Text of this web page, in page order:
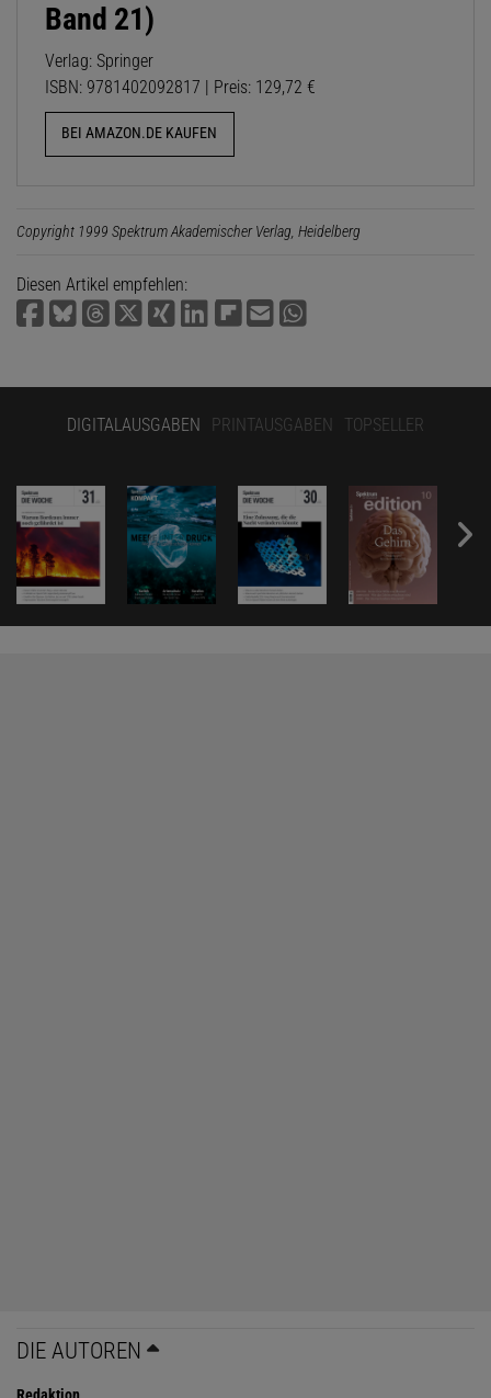
Band 21)
Verlag: Springer
ISBN: 9781402092817 | Preis: 129,72 €
BEI AMAZON.DE KAUFEN
Copyright 1999 Spektrum Akademischer Verlag, Heidelberg
Diesen Artikel empfehlen:
DIGITALAUSGABEN PRINTAUSGABEN TOPSELLER
DIE AUTOREN
Redaktion